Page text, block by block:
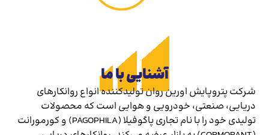
گریس و محصولات تکمیلی
روانکاری مطمئن قطعات
آشنایی با ما
شرکت پتروپایش اورین روان تولیدکننده انواع روانکارهای
دریایی، صنعتی، خودرویی و هوایی است که محصولات
تولیدی خود را با نام تجاری پاگوفیلا (PAGOPHILA) و کورمورانت